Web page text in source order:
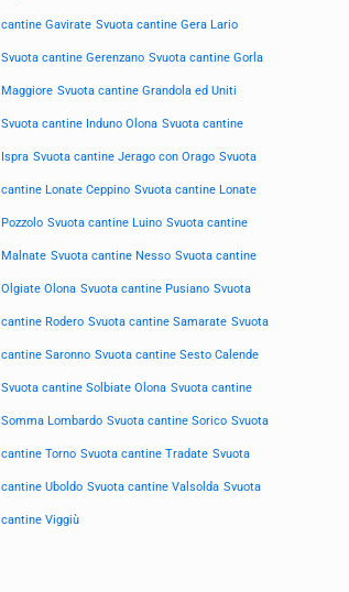
cantine Gavirate Svuota cantine Gera Lario
Svuota cantine Gerenzano Svuota cantine Gorla
Maggiore Svuota cantine Grandola ed Uniti
Svuota cantine Induno Olona Svuota cantine
Ispra Svuota cantine Jerago con Orago Svuota
cantine Lonate Ceppino Svuota cantine Lonate
Pozzolo Svuota cantine Luino Svuota cantine
Malnate Svuota cantine Nesso Svuota cantine
Olgiate Olona Svuota cantine Pusiano Svuota
cantine Rodero Svuota cantine Samarate Svuota
cantine Saronno Svuota cantine Sesto Calende
Svuota cantine Solbiate Olona Svuota cantine
Somma Lombardo Svuota cantine Sorico Svuota
cantine Torno Svuota cantine Tradate Svuota
cantine Uboldo Svuota cantine Valsolda Svuota
cantine Viggiù